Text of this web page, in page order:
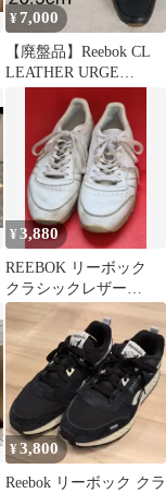
¥7,000
【廃盤品】Reebok CL
LEATHER URGE
CN2178 レザー 黒
¥3,880
REEBOK リーボック
クラシックレザー
BD1905 28cm
¥3,800
Reebok リーボック クラ